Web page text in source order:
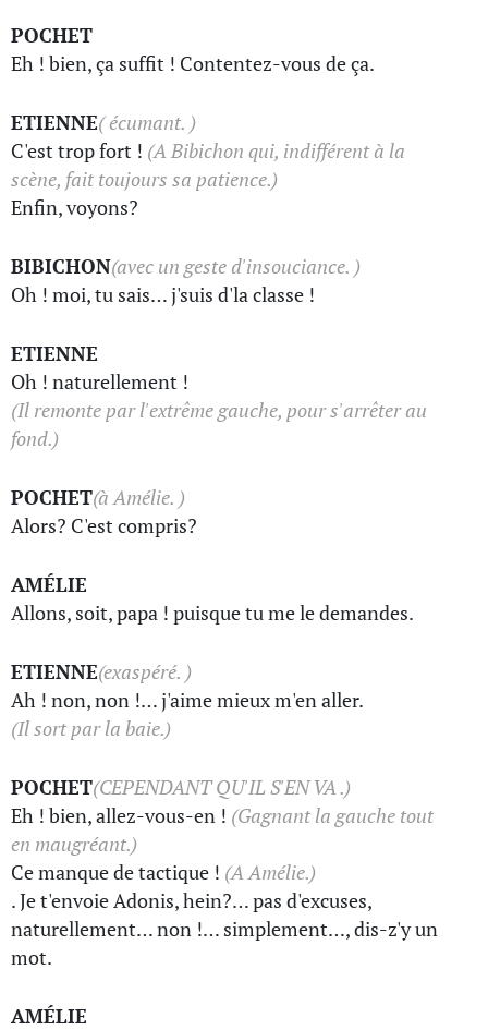
POCHET
Eh ! bien, ça suffit ! Contentez-vous de ça.
ETIENNE( écumant. )
C'est trop fort ! (A Bibichon qui, indifférent à la
scène, fait toujours sa patience.)
Enfin, voyons?
BIBICHON(avec un geste d'insouciance. )
Oh ! moi, tu sais… j'suis d'la classe !
ETIENNE
Oh ! naturellement !
(Il remonte par l'extrême gauche, pour s'arrêter au
fond.)
POCHET(à Amélie. )
Alors? C'est compris?
AMÉLIE
Allons, soit, papa ! puisque tu me le demandes.
ETIENNE(exaspéré. )
Ah ! non, non !… j'aime mieux m'en aller.
(Il sort par la baie.)
POCHET(CEPENDANT QU'IL S'EN VA .)
Eh ! bien, allez-vous-en ! (Gagnant la gauche tout
en maugréant.)
Ce manque de tactique ! (A Amélie.)
. Je t'envoie Adonis, hein?… pas d'excuses,
naturellement… non !… simplement…, dis-z'y un
mot.
AMÉLIE